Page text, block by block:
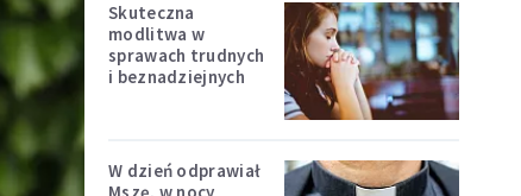
Skuteczna
modlitwa w
sprawach trudnych
i beznadziejnych
W dzień odprawiał
Mszę, w nocy